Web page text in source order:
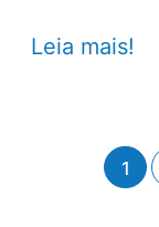
4
Leia mais!
1